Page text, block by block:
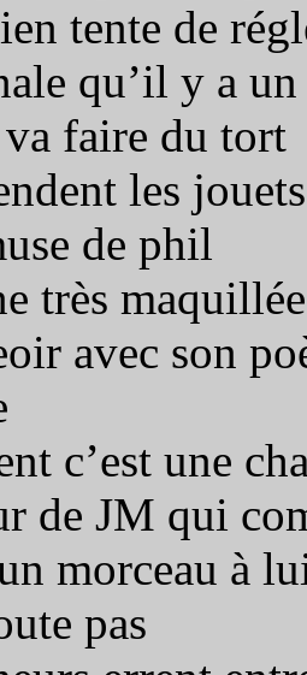
tente de
qu’il y a
faire du tort
les
de phil
très
avec son
c’est une
de JM qui
morceau à
pas